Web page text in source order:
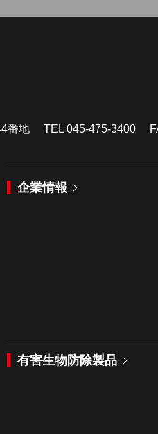
番地 TEL 045-475-3400
企業情報
有害生物防除製品